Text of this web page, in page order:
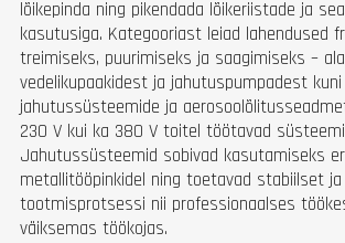
lõikepinda ning pikendada lõikeriistade ja
kasutusiga. Kategooriast leiad lahendused
treimiseks, puurimiseks ja saagimiseks –
vedelikupaakidest ja jahutuspumpadest
jahutussüsteemide ja
230 V kui ka 380 V toitel töötavad
Jahutussüsteemid sobivad kasutamiseks
metallitööpinkidel ning toetavad stabiilset
tootmisprotsessi nii professionaalses
väiksemas töökojas.